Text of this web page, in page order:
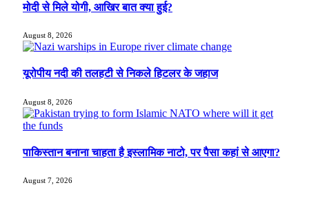
मोदी से मिले योगी, आखिर बात क्या हुई?
August 8, 2026
यूरोपीय नदी की तलहटी से निकले हिटलर के जहाज
August 8, 2026
पाकिस्तान बनाना चाहता है इस्लामिक नाटो, पर पैसा कहां से आएगा?
August 7, 2026